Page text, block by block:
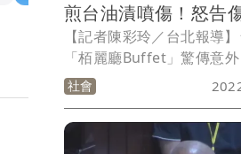
煎台油漬噴傷！怒告
【記者陳彩玲／台北報導
「栢麗廳Buffet」驚傳意
子排隊夾餐時，不慎被煎
傷，氣得控告彭姓女經理及
師過失傷害，但事後楊男
檢方不起訴結案。
社會